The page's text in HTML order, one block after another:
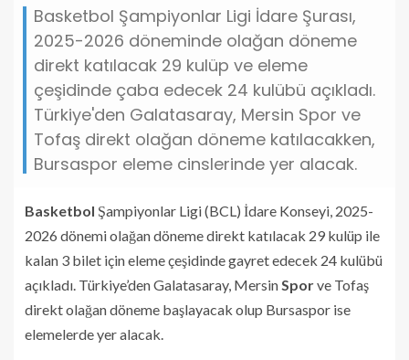
Basketbol Şampiyonlar Ligi İdare Şurası,
2025-2026 döneminde olağan döneme
direkt katılacak 29 kulüp ve eleme
çeşidinde çaba edecek 24 kulübü açıkladı.
Türkiye'den Galatasaray, Mersin Spor ve
Tofaş direkt olağan döneme katılacakken,
Bursaspor eleme cinslerinde yer alacak.
Basketbol Şampiyonlar Ligi (BCL) İdare Konseyi, 2025-
2026 dönemi olağan döneme direkt katılacak 29 kulüp ile
kalan 3 bilet için eleme çeşidinde gayret edecek 24 kulübü
açıkladı. Türkiye’den Galatasaray, MersinSporve Tofaş
direkt olağan döneme başlayacak olup Bursaspor ise
elemelerde yer alacak.